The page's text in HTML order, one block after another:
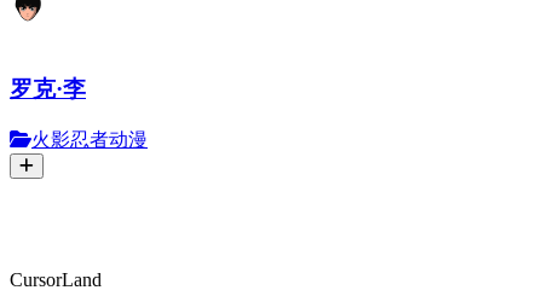
罗克·李
火影忍者动漫
CursorLand